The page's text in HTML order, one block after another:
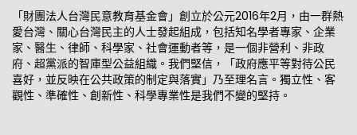
「財團法人台灣民意教育基金會」創立於公元2016年2月，由一群熱
愛台灣、關心台灣民主的人士發起組成，包括知名學者專家、企業
家、醫生、律師、科學家、社會運動者等，是一個非營利、非政
府、超黨派的智庫型公益組織。我們堅信，「政府應平等對待公民
喜好，並反映在公共政策的制定與落實」乃至理名言。獨立性、客
觀性、準確性、創新性、科學專業性是我們不變的堅持。